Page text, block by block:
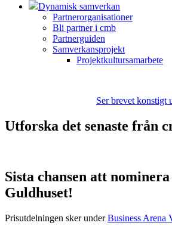
Dynamisk samverkan
Partnerorganisationer
Bli partner i cmb
Partnerguiden
Samverkansprojekt
Projektkultursamarbete
Ser brevet konstigt
Utforska det senaste från
Sista chansen att
Guldhuset!
Prisutdelningen sker underBusiness Arena